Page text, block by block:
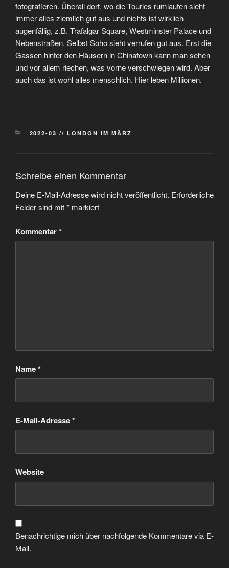
fotografieren. Überall dort, wo die Touries rumlaufen sieht
immer alles ziemlich gut aus und nichts ist wirklich
augenfällig, z.B. Trafalgar Square, Westminster Palace und
Nebenstraßen. Selbst Soho sieht verrufen gut aus. Erst die
Gassen hinter den Häusern in Chinatown kann man sehen
und vor allem riechen, was vorne verschwiegen wird. Aber
auch das ist wohl alles menschlich. Hier leben Millionen.
KATEGORIEN
2022-03 // LONDON IM MÄRZ
Schreibe einen Kommentar
Deine E-Mail-Adresse wird nicht veröffentlicht. Erforderliche
Felder sind mit* markiert
Kommentar*
Name*
E-Mail-Adresse*
Website
Benachrichtige mich über nachfolgende Kommentare via E-
Mail.